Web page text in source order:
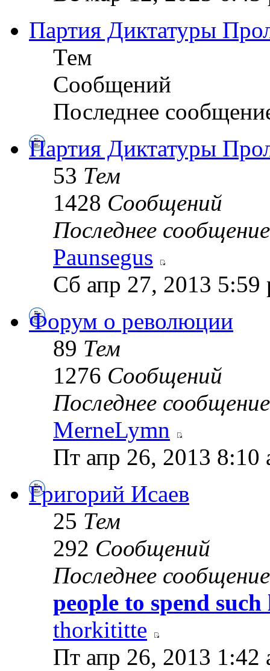
Партия Диктатуры
Тем
Сообщений
Последнее
Партия Диктатуры
53 Тем
1428 Сообщений
Последнее сообщение
Paunsegus
Сб апр 27, 2013 5:59
Форум о революции
89 Тем
1276 Сообщений
Последнее сообщение
MerneLymn
Пт апр 26, 2013 8:10
Григорий Исаев
25 Тем
292 Сообщений
Последнее сообщение
people to spend
thorkititte
Пт апр 26, 2013 1:42